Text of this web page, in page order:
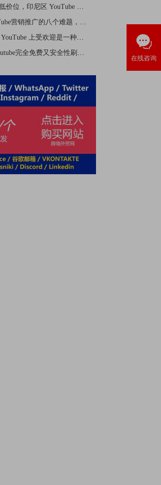
尼区 YouTube Premium vip会员还不进入车内吗
推广的八个难题，开启总流量的大门口
上受欢迎是一种文化输出吗？
完全免费又安全性刷粉丝？